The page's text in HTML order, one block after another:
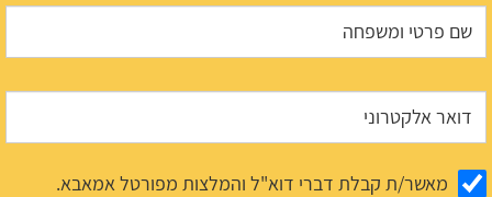
מאשר/ת קבלת דברי דוא"ל והמלצות מפורטל אמאבא.